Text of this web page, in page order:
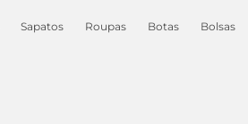
Sapatos Roupas Botas Bolsas